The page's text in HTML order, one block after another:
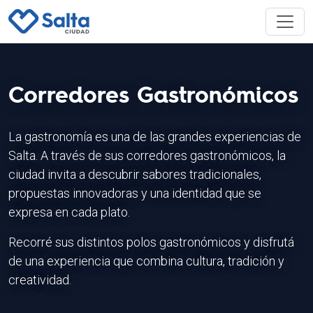
Corredores Gastronómicos
La gastronomía es una de las grandes experiencias de
Salta. A través de sus corredores gastronómicos, la
ciudad invita a descubrir sabores tradicionales,
propuestas innovadoras y una identidad que se
expresa en cada plato.
Recorré sus distintos polos gastronómicos y disfrutá
de una experiencia que combina cultura, tradición y
creatividad.